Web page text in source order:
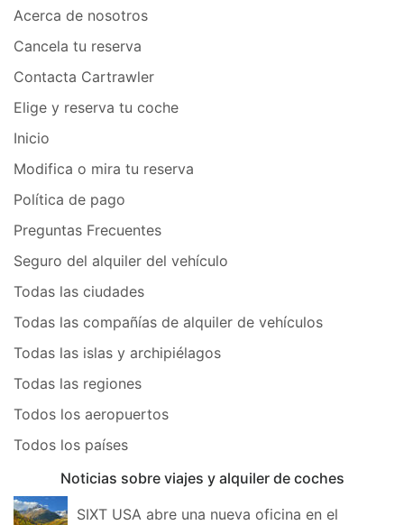
Acerca de nosotros
Cancela tu reserva
Contacta Cartrawler
Elige y reserva tu coche
Inicio
Modifica o mira tu reserva
Política de pago
Preguntas Frecuentes
Seguro del alquiler del vehículo
Todas las ciudades
Todas las compañías de alquiler de vehículos
Todas las islas y archipiélagos
Todas las regiones
Todos los aeropuertos
Todos los países
Noticias sobre viajes y alquiler de coches
SIXT USA abre una nueva oficina en el